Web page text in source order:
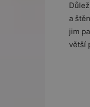
a
jim
větší